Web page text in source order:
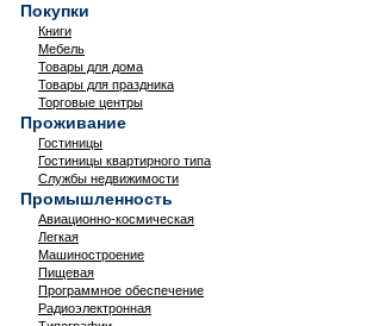
Покупки
Книги
Мебель
Товары для дома
Товары для праздника
Торговые центры
Проживание
Гостиницы
Гостиницы квартирного типа
Службы недвижимости
Промышленность
Авиационно-космическая
Легкая
Машиностроение
Пищевая
Программное обеспечение
Радиоэлектронная